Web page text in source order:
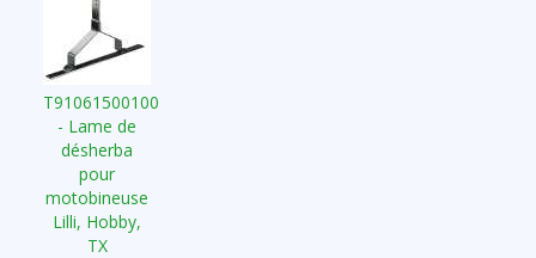
T91061500100
- Lame de
désherba
pour
motobineuse
Lilli, Hobby,
TX